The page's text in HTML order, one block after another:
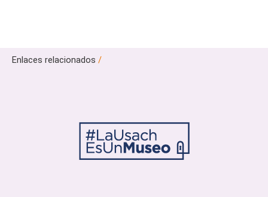
Enlaces relacionados /